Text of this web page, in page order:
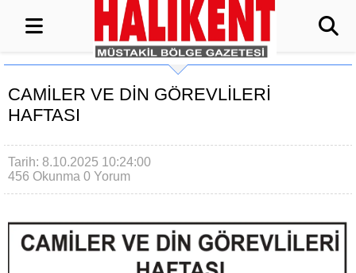
CAMİLER VE DİN GÖREVLİLERİ
HAFTASI
Tarih: 8.10.2025 10:24:00
456 Okunma 0 Yorum